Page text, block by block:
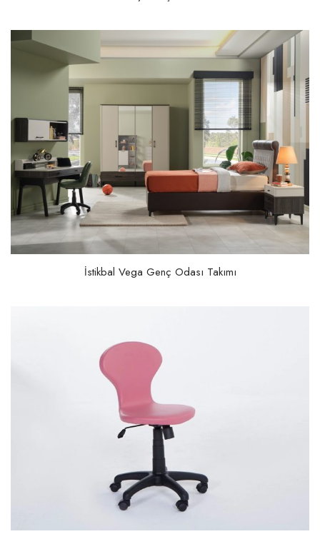
İstikbal Vega Genç Odası Takımı